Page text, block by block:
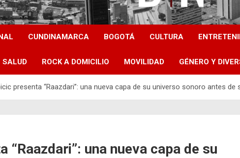
Diámetro
CUNDINAMARCA BOGOTÁ CULTURA
SALUD ROCK A DOMICILIO MOVILIDAD GÉNERO Y
presenta “Raazdari”: una nueva capa de su universo sonoro antes
“Raazdari”: una nueva capa de su